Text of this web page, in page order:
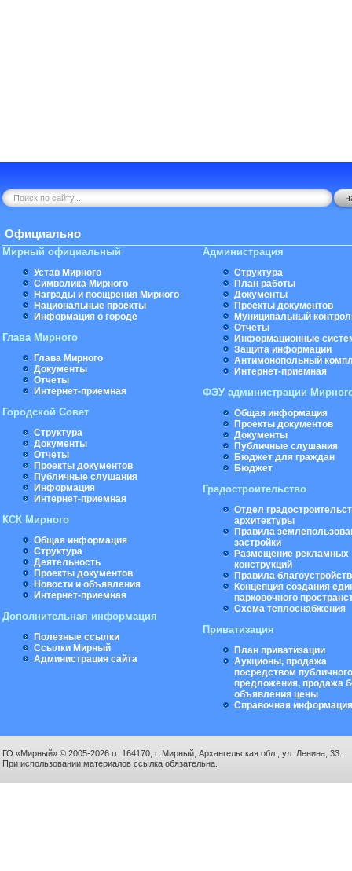
Официально
Мирный официальный
Устав Мирного
Символика Мирного
Награды и поощрения Мирного
Национальные проекты
Информация о городе
Глава Мирного
Глава Мирного
Документы
Отчеты
Интернет-приемная
Городской Совет
Структура
Документы
Отчеты
Проекты документов
Публичные слушания
Информация
Интернет-приемная
КСК Мирного
Общая информация
Структура
Деятельность
Проекты документов
Новости и объявления
Интернет-приемная
Дополнительная информация
Полезные ссылки
Ссылки Мирный
Администрация сайта
Администрация
Структура
План работы
Документы
Проекты документов
Муниципальный
Отчеты
Информационные
Защита информации
Антимонопольный
Интернет-приемная
ФЭУ администрации
Общая информация
Проекты документов
Документы
Публичные слушания
Бюджет для граждан
Бюджет
Градостроительство
Отдел
архитектуры
Правила
застройки
Размещение рекламных
конструкций
Правила
Концепция создания
парковочного
Схема теплоснабжения
Приватизация
План приватизации
Аукционы, продажа
посредством публичного
предложения, продажа
объявления цены
Справочная информация
ГО «Мирный» © 2005-2026 гг. 164170, г. Мирный, Архангельская обл., ул. Ленина, 33.
При использовании материалов ссылка обязательна.